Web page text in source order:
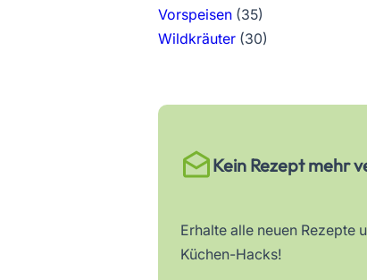
Vorspeisen(35)
Wildkräuter(30)
Kein Rezept mehr
Erhalte alle neuen Rezepte
Küchen-Hacks!